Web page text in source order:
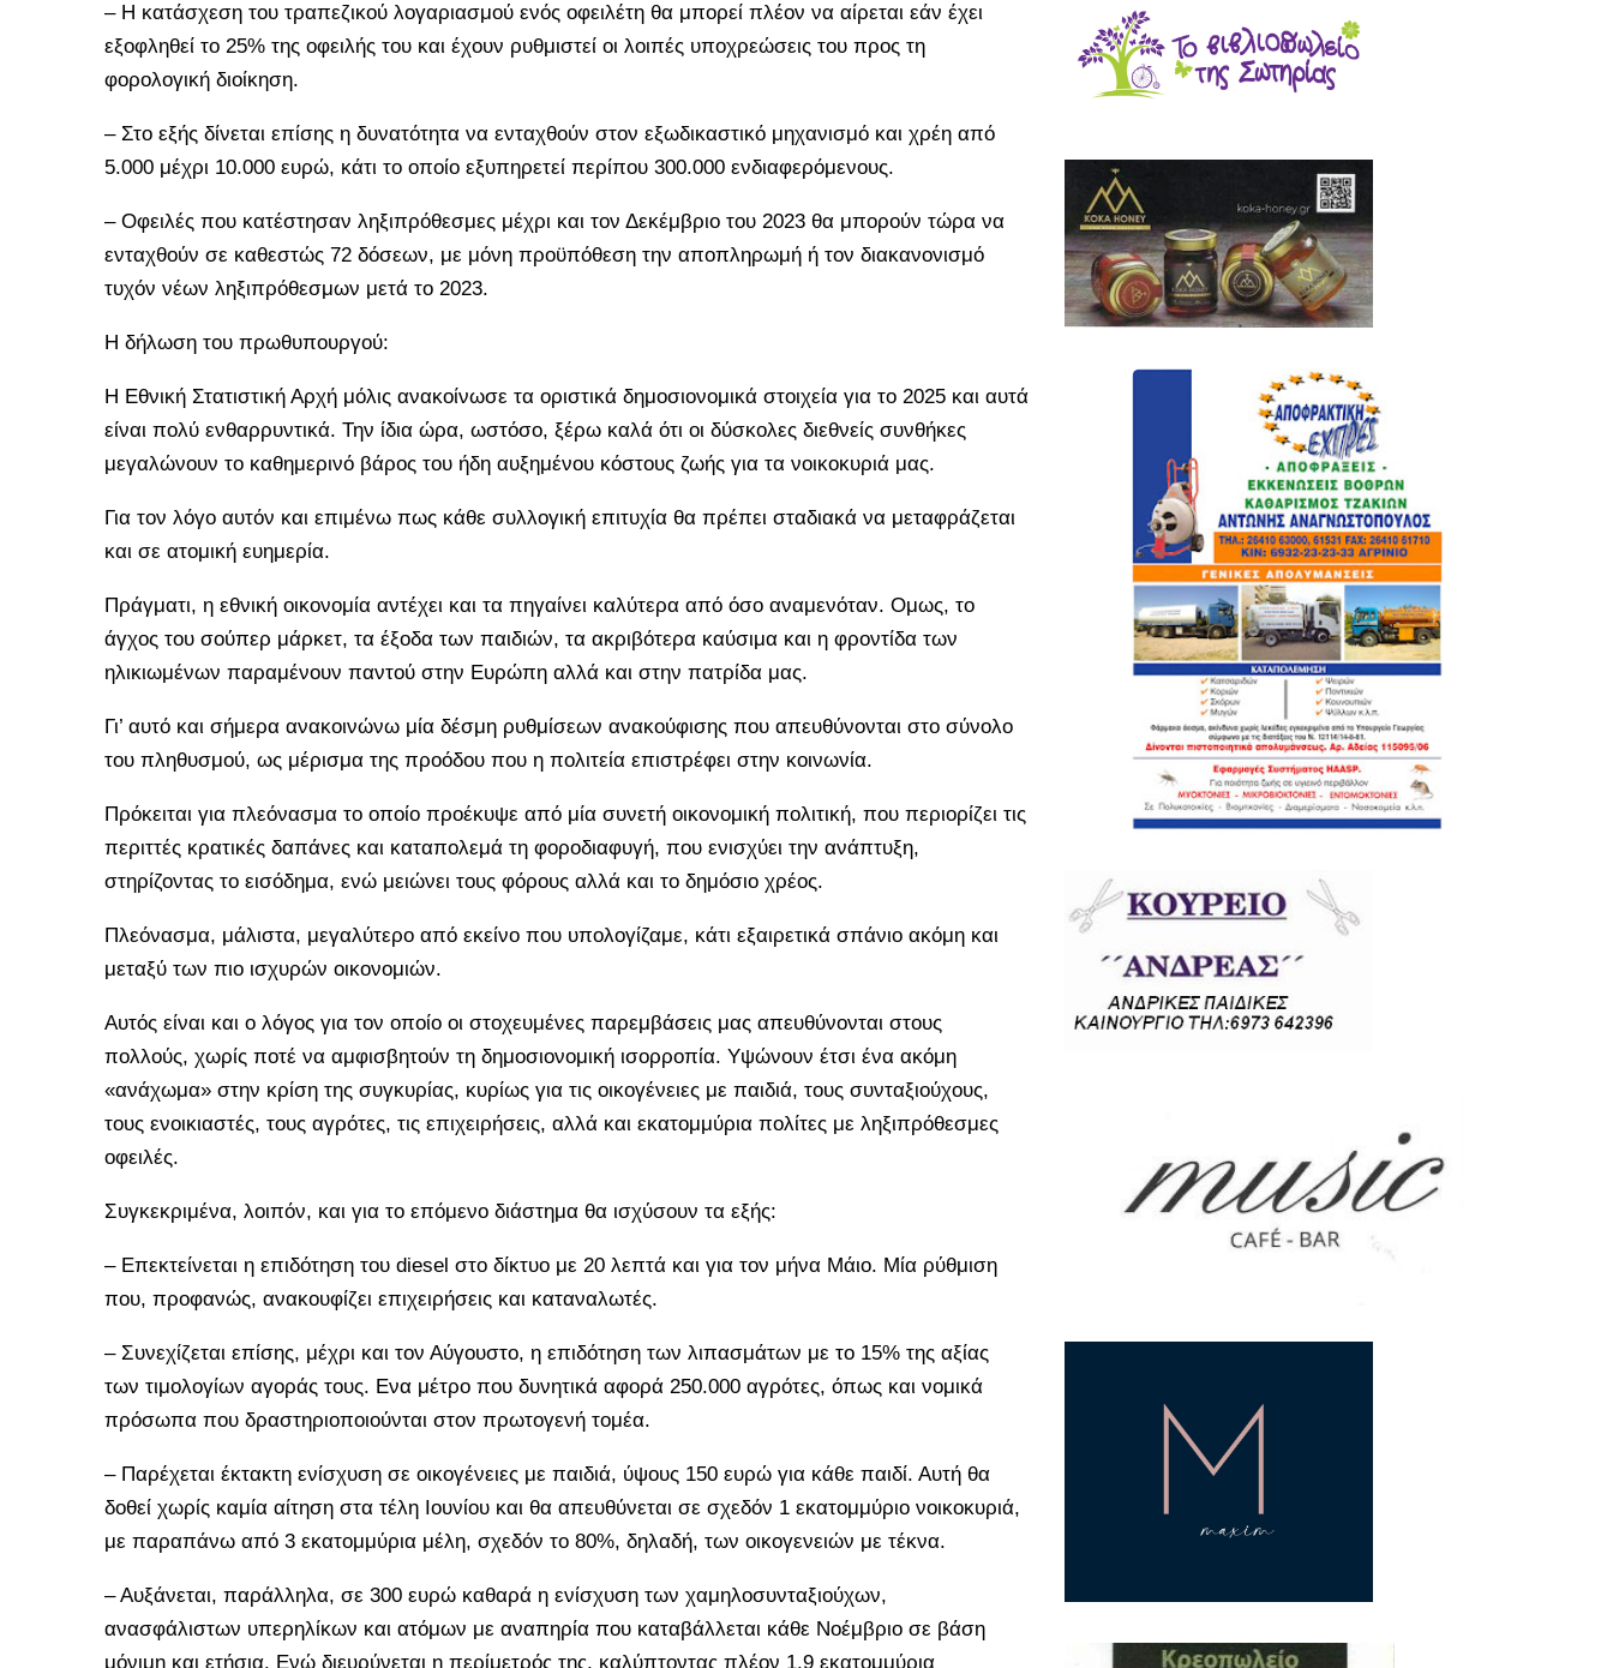
– Η κατάσχεση του τραπεζικού λογαριασμού ενός οφειλέτη θα μπορεί πλέον να αίρεται εάν έχει
εξοφληθεί το 25% της οφειλής του και έχουν ρυθμιστεί οι λοιπές υποχρεώσεις του προς τη
φορολογική διοίκηση.
– Στο εξής δίνεται επίσης η δυνατότητα να ενταχθούν στον εξωδικαστικό μηχανισμό και χρέη από
5.000 μέχρι 10.000 ευρώ, κάτι το οποίο εξυπηρετεί περίπου 300.000 ενδιαφερόμενους.
– Οφειλές που κατέστησαν ληξιπρόθεσμες μέχρι και τον Δεκέμβριο του 2023 θα μπορούν τώρα να
ενταχθούν σε καθεστώς 72 δόσεων, με μόνη προϋπόθεση την αποπληρωμή ή τον διακανονισμό
τυχόν νέων ληξιπρόθεσμων μετά το 2023.
H δήλωση του πρωθυπουργού:
Η Εθνική Στατιστική Αρχή μόλις ανακοίνωσε τα οριστικά δημοσιονομικά στοιχεία για το 2025 και αυτά
είναι πολύ ενθαρρυντικά. Την ίδια ώρα, ωστόσο, ξέρω καλά ότι οι δύσκολες διεθνείς συνθήκες
μεγαλώνουν το καθημερινό βάρος του ήδη αυξημένου κόστους ζωής για τα νοικοκυριά μας.
Για τον λόγο αυτόν και επιμένω πως κάθε συλλογική επιτυχία θα πρέπει σταδιακά να μεταφράζεται
και σε ατομική ευημερία.
Πράγματι, η εθνική οικονομία αντέχει και τα πηγαίνει καλύτερα από όσο αναμενόταν. Ομως, το
άγχος του σούπερ μάρκετ, τα έξοδα των παιδιών, τα ακριβότερα καύσιμα και η φροντίδα των
ηλικιωμένων παραμένουν παντού στην Ευρώπη αλλά και στην πατρίδα μας.
Γι’ αυτό και σήμερα ανακοινώνω μία δέσμη ρυθμίσεων ανακούφισης που απευθύνονται στο σύνολο
του πληθυσμού, ως μέρισμα της προόδου που η πολιτεία επιστρέφει στην κοινωνία.
Πρόκειται για πλεόνασμα το οποίο προέκυψε από μία συνετή οικονομική πολιτική, που περιορίζει τις
περιττές κρατικές δαπάνες και καταπολεμά τη φοροδιαφυγή, που ενισχύει την ανάπτυξη,
στηρίζοντας το εισόδημα, ενώ μειώνει τους φόρους αλλά και το δημόσιο χρέος.
Πλεόνασμα, μάλιστα, μεγαλύτερο από εκείνο που υπολογίζαμε, κάτι εξαιρετικά σπάνιο ακόμη και
μεταξύ των πιο ισχυρών οικονομιών.
Αυτός είναι και ο λόγος για τον οποίο οι στοχευμένες παρεμβάσεις μας απευθύνονται στους
πολλούς, χωρίς ποτέ να αμφισβητούν τη δημοσιονομική ισορροπία. Υψώνουν έτσι ένα ακόμη
«ανάχωμα» στην κρίση της συγκυρίας, κυρίως για τις οικογένειες με παιδιά, τους συνταξιούχους,
τους ενοικιαστές, τους αγρότες, τις επιχειρήσεις, αλλά και εκατομμύρια πολίτες με ληξιπρόθεσμες
οφειλές.
Συγκεκριμένα, λοιπόν, και για το επόμενο διάστημα θα ισχύσουν τα εξής:
– Επεκτείνεται η επιδότηση του diesel στο δίκτυο με 20 λεπτά και για τον μήνα Μάιο. Μία ρύθμιση
που, προφανώς, ανακουφίζει επιχειρήσεις και καταναλωτές.
– Συνεχίζεται επίσης, μέχρι και τον Αύγουστο, η επιδότηση των λιπασμάτων με το 15% της αξίας
των τιμολογίων αγοράς τους. Ενα μέτρο που δυνητικά αφορά 250.000 αγρότες, όπως και νομικά
πρόσωπα που δραστηριοποιούνται στον πρωτογενή τομέα.
– Παρέχεται έκτακτη ενίσχυση σε οικογένειες με παιδιά, ύψους 150 ευρώ για κάθε παιδί. Αυτή θα
δοθεί χωρίς καμία αίτηση στα τέλη Ιουνίου και θα απευθύνεται σε σχεδόν 1 εκατομμύριο νοικοκυριά,
με παραπάνω από 3 εκατομμύρια μέλη, σχεδόν το 80%, δηλαδή, των οικογενειών με τέκνα.
– Αυξάνεται, παράλληλα, σε 300 ευρώ καθαρά η ενίσχυση των χαμηλοσυνταξιούχων,
ανασφάλιστων υπερηλίκων και ατόμων με αναπηρία που καταβάλλεται κάθε Νοέμβριο σε βάση
μόνιμη και ετήσια. Ενώ διευρύνεται η περίμετρός της, καλύπτοντας πλέον 1,9 εκατομμύρια